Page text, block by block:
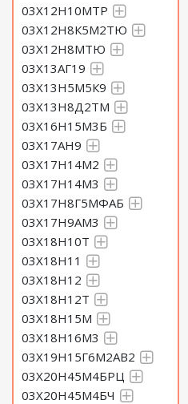
03Х12Н10МТР
03Х12Н8К5М2ТЮ
03Х12Н8МТЮ
03Х13АГ19
03Х13Н5М5К9
03Х13Н8Д2ТМ
03Х16Н15М3Б
03Х17АН9
03Х17Н14М2
03Х17Н14М3
03Х17Н8Г5МФАБ
03Х17Н9АМ3
03Х18Н10Т
03Х18Н11
03Х18Н12
03Х18Н12Т
03Х18Н15М
03Х18Н16М3
03Х19Н15Г6М2АВ2
03Х20Н45М4БРЦ
03Х20Н45М4БЧ